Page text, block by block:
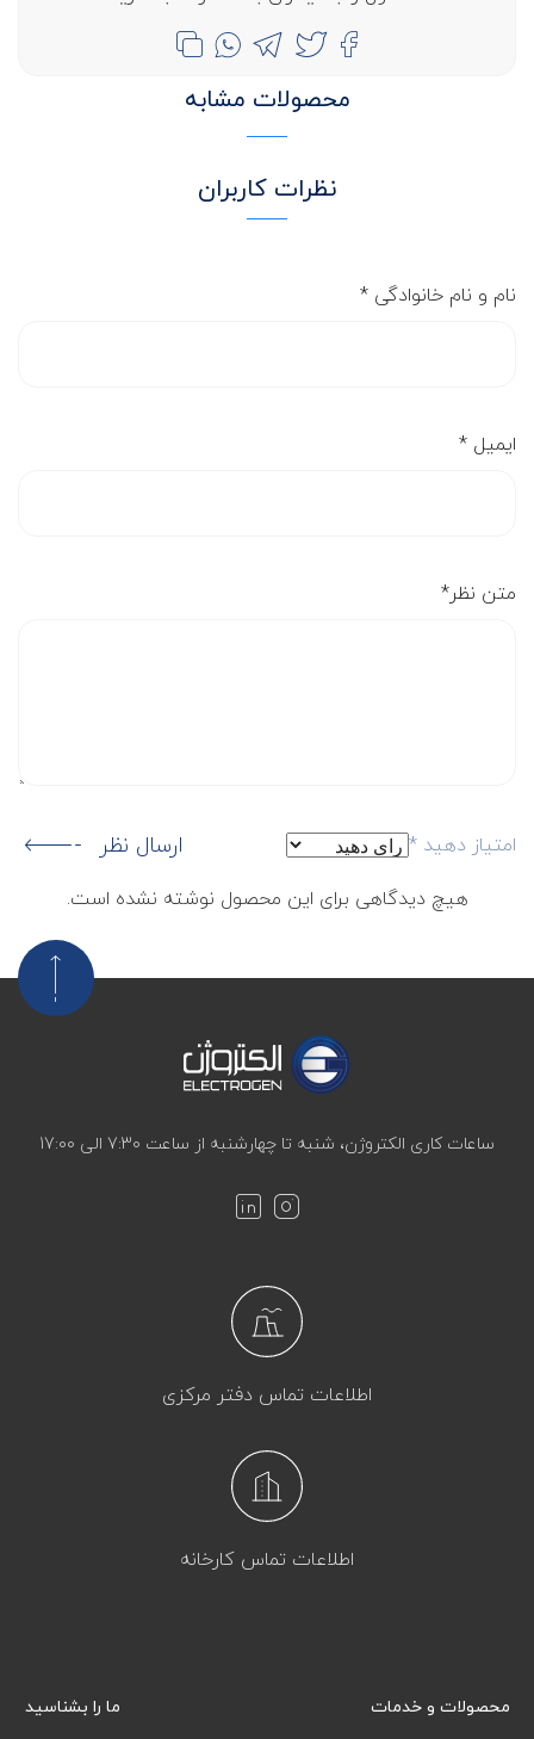
محصولات مشابه
نظرات کاربران
نام و نام خانوادگی *
ایمیل *
متن نظر*
امتیاز دهید * ارسال نظر
هیچ دیدگاهی برای این محصول نوشته نشده است.
ساعات کاری الکتروژن، شنبه تا چهارشنبه از ساعت 7:30 الی 17:00
اطلاعات تماس دفتر مرکزی
اطلاعات تماس کارخانه
محصولات و خدمات ما را بشناسید